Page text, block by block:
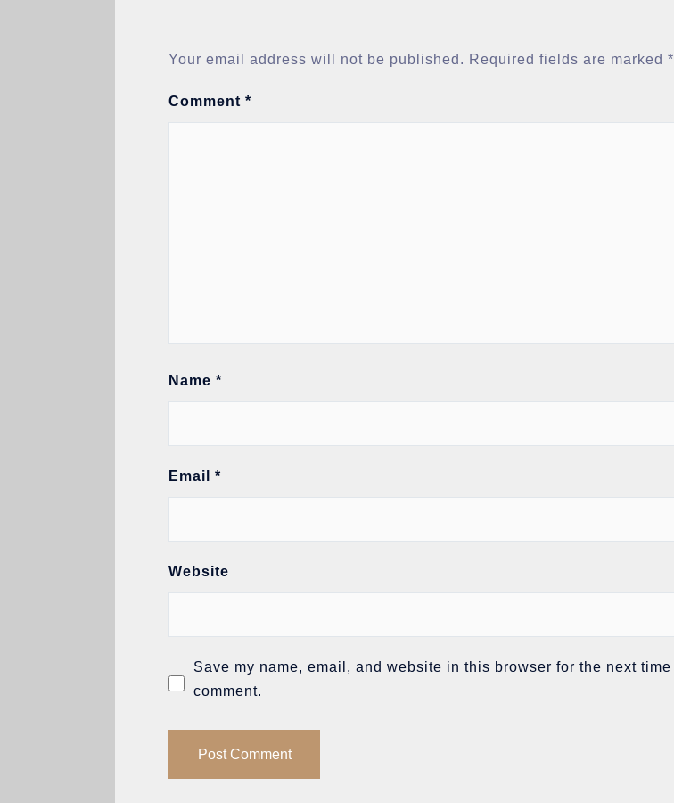
Your email address will not be published. Required fields are marked *
Comment *
Name *
Email *
Website
Save my name, email, and website in this browser for the next time I
comment.